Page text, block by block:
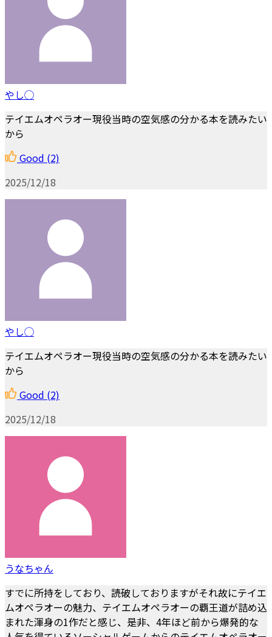
やし◯
テイエムオペラオー現役当時の空気感の分かる本を読みたい
から
Good (2)
2025/12/18
やし◯
テイエムオペラオー現役当時の空気感の分かる本を読みたい
から
Good (2)
2025/12/18
うなちゃん
すでに所持をしており、読破しておりますがそれ故にテイエ
ムオペラオーの魅力、テイエムオペラオーの覇王道が詰め込
まれた渾身の1作だと感じ、是非、4年ほど前から爆発的な